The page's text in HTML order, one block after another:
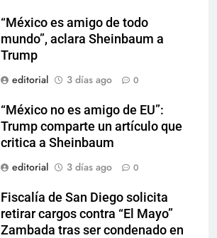
“México es amigo de todo
mundo”, aclara Sheinbaum a
Trump
editorial
3 días ago 0
“México no es amigo de EU”:
Trump comparte un artículo que
critica a Sheinbaum
editorial
3 días ago 0
Fiscalía de San Diego solicita
retirar cargos contra “El Mayo”
Zambada tras ser condenado en